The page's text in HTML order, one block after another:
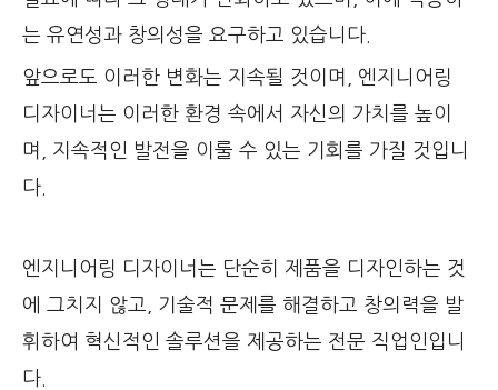
는 유연성과 창의성을 요구하고 있습니다.
앞으로도 이러한 변화는 지속될 것이며, 엔지니어링
디자이너는 이러한 환경 속에서 자신의 가치를 높이
며, 지속적인 발전을 이룰 수 있는 기회를 가질 것입니
다.
엔지니어링 디자이너는 단순히 제품을 디자인하는 것
에 그치지 않고, 기술적 문제를 해결하고 창의력을 발
휘하여 혁신적인 솔루션을 제공하는 전문 직업인입니
다.